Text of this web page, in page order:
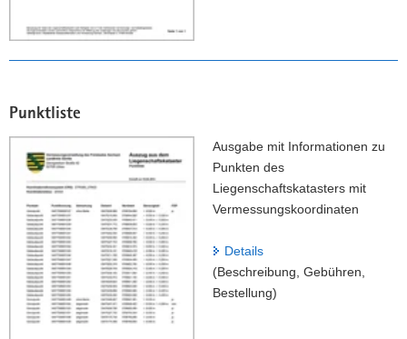
Punktliste
Ausgabe mit Informationen zu
Punkten des
Liegenschaftskatasters mit
Vermessungskoordinaten
Details
(Beschreibung, Gebühren,
Bestellung)